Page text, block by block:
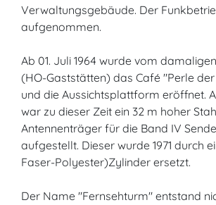
Verwaltungsgebäude. Der
aufgenommen.
Ab 01. Juli 1964 wurde vom
(HO-Gaststätten) das Café "Perle
und die Aussichtsplattform eröffnet.
war zu dieser Zeit ein 32 m hoher
Antennenträger für die Band IV
aufgestellt. Dieser wurde 1971 durch
Faser-Polyester)Zylinder ersetzt.
Der Name "Fernsehturm" entstand